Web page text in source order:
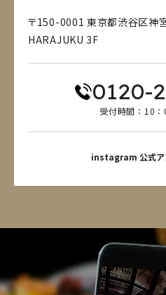
〒150-0001 東京都渋谷区神
HARAJUKU 3F
0120-
受付時間：10
instagram 公式ア